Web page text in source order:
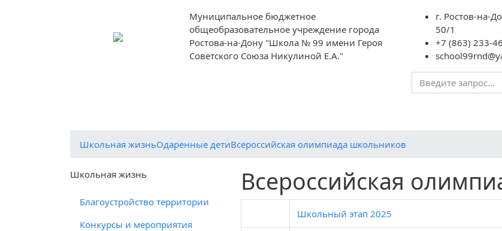
Муниципальное бюджетное
общеобразовательное учреждение города
Ростова-на-Дону "Школа № 99 имени Героя
Советского Союза Никулиной Е.А."
г. Ростов-на-
50/1
+7 (863) 233-
Школьная жизньОдаренные детиВсероссийская олимпиада школьников
Школьная жизнь
Благоустройство территории
Конкурсы и мероприятия
Всероссийская
Школьный этап 2025